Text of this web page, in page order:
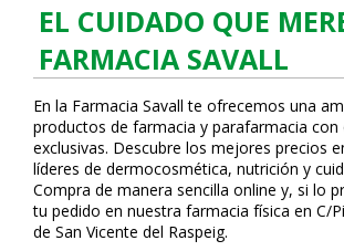
EL CUIDADO QUE
FARMACIA SAVALL
En la Farmacia Savall te ofrecemos una
productos de farmacia y parafarmacia con
exclusivas. Descubre los mejores precios
líderes de dermocosmética, nutrición y
Compra de manera sencilla online y, si lo
tu pedido en nuestra farmacia física en C/
de San Vicente del Raspeig.